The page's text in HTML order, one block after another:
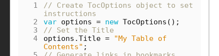
1
// Create TocOptions object to set
instructions
2
var options = new TocOptions ();
3
// Set the Title
4
options .Title =
"My Table of
Contents" ;